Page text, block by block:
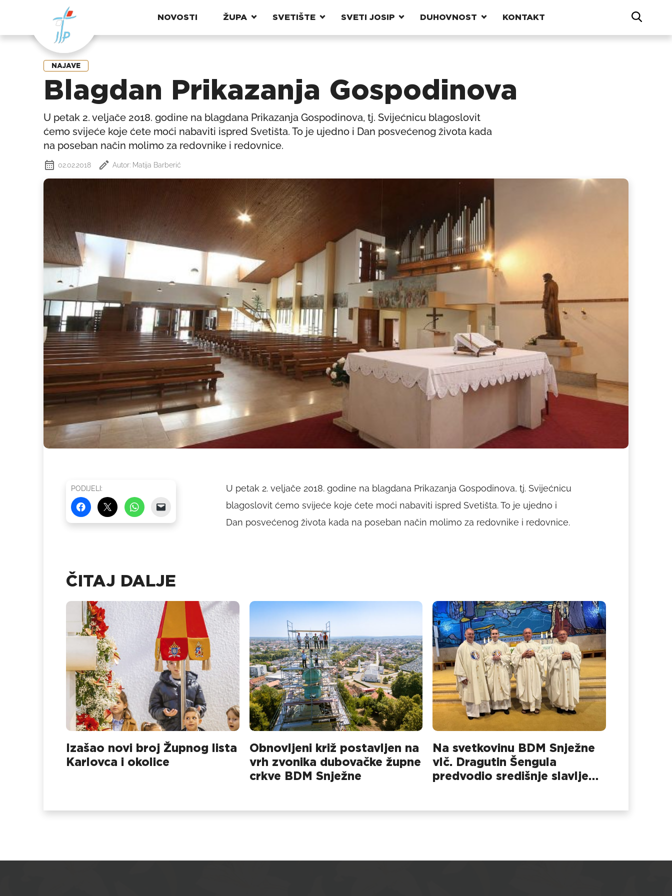
NOVOSTI ŽUPA SVETIŠTE SVETI JOSIP DUHOVNOST KONTAKT
NAJAVE
Blagdan Prikazanja Gospodinova
U petak 2. veljače 2018. godine na blagdana Prikazanja Gospodinova, tj. Svijećnicu blagoslovit
ćemo svijeće koje ćete moći nabaviti ispred Svetišta. To je ujedno i Dan posvećenog života kada
na poseban način molimo za redovnike i redovnice.
02.02.2018 Autor: Matija Barberić
PODIJELI:
U petak 2. veljače 2018. godine na blagdana Prikazanja Gospodinova, tj. Svijećnicu
blagoslovit ćemo svijeće koje ćete moći nabaviti ispred Svetišta. To je ujedno i
Dan posvećenog života kada na poseban način molimo za redovnike i redovnice.
ČITAJ DALJE
Izašao novi broj Župnog lista
Karlovca i okolice
Obnovljeni križ postavljen na
vrh zvonika dubovačke župne
crkve BDM Snježne
Na svetkovinu BDM Snježne
vlč. Dragutin Šengula
predvodio središnje slavlje